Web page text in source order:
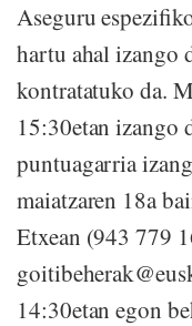
Aseguru
hartu ahal izango
kontratatuko da.
15:30etan
puntuagarria
maiatzaren 18a
Etxean (943 779
14:30etan egon